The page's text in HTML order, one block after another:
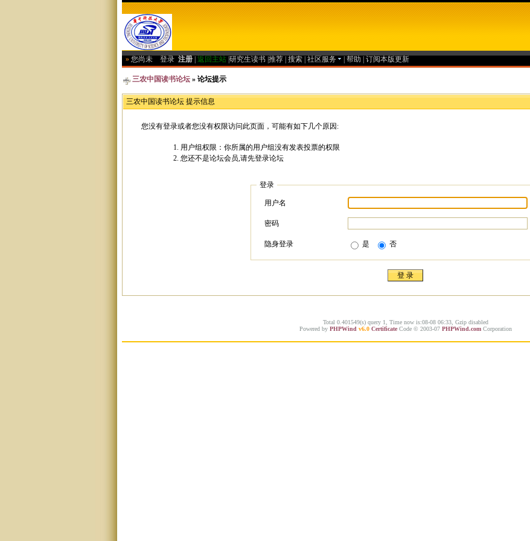
» 您尚未 登录 注册 返回主站 研究生读书 推荐 搜索 社区服务 帮助 订阅本版更新
三农中国读书论坛 » 论坛提示
三农中国读书论坛 提示信息
您没有登录或者您没有权限访问此页面，可能有如下几个原因:
用户组权限：你所属的用户组没有发表投票的权限
您还不是论坛会员,请先登录论坛
登录
用户名
密码
隐身登录 是 否
Total 0.401549(s) query 1, Time now is:08-08 06:33, Gzip disabled
Powered by PHPWind v6.0 Certificate Code © 2003-07 PHPWind.com Corporation